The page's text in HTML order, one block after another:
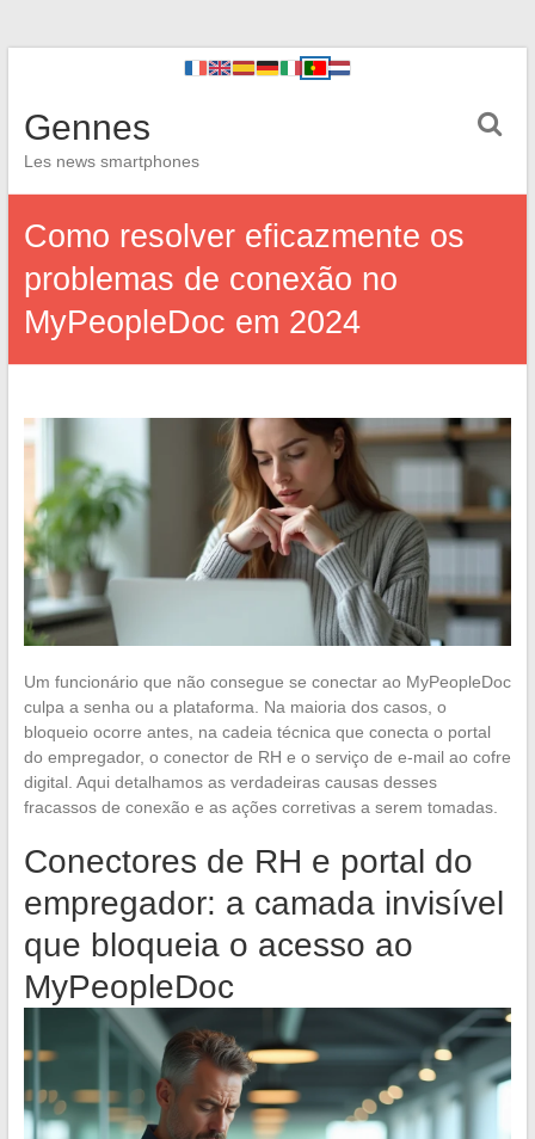
Gennes
Les news smartphones
Como resolver eficazmente os
problemas de conexão no
MyPeopleDoc em 2024
Um funcionário que não consegue se conectar ao MyPeopleDoc
culpa a senha ou a plataforma. Na maioria dos casos, o
bloqueio ocorre antes, na cadeia técnica que conecta o portal
do empregador, o conector de RH e o serviço de e-mail ao cofre
digital. Aqui detalhamos as verdadeiras causas desses
fracassos de conexão e as ações corretivas a serem tomadas.
Conectores de RH e portal do
empregador: a camada invisível
que bloqueia o acesso ao
MyPeopleDoc